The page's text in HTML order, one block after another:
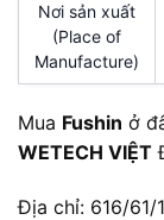
Nơi sản xuất
(Place of
Manufacture)
Mua Fushin ở
WETECH VIỆT
Địa chỉ: 616/61/